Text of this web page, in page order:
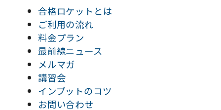
合格ロケットとは
ご利用の流れ
料金プラン
最前線ニュース
メルマガ
講習会
インプットのコツ
お問い合わせ